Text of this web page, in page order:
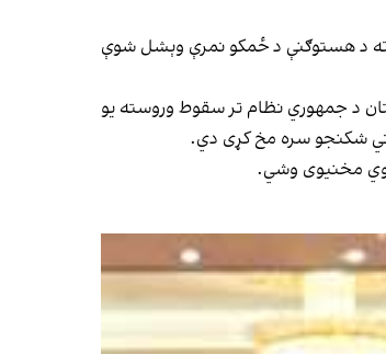
ننګرهار، فراه، هلمند، فاریاب او نیمروز ولایتونو کې ۶۱۵ راستنو شویو کورنیو ته د هستوګنې د ځمکو نمرې وېشل شوې
د جمهوري نظام تر سقوط وروسته یو
شکنجو سره مخ کړی دي.
مخنیوی وشي.